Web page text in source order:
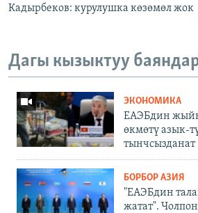
Кадырбеков: курулушка көзөмөл жок
Дагы кызыктуу
ЭКОНОМИКА
ЕАЭБдин
өкмөтү азык-
тынчсызданат
БОРБОР АЗИЯ
"ЕАЭБдин
жатат".